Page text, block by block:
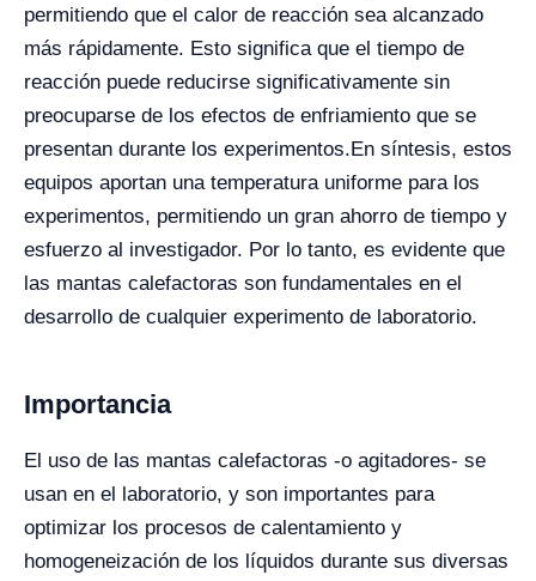
permitiendo que el calor de reacción sea alcanzado
más rápidamente. Esto significa que el tiempo de
reacción puede reducirse significativamente sin
preocuparse de los efectos de enfriamiento que se
presentan durante los experimentos.En síntesis, estos
equipos aportan una temperatura uniforme para los
experimentos, permitiendo un gran ahorro de tiempo y
esfuerzo al investigador. Por lo tanto, es evidente que
las mantas calefactoras son fundamentales en el
desarrollo de cualquier experimento de laboratorio.
Importancia
El uso de las mantas calefactoras -o agitadores- se
usan en el laboratorio, y son importantes para
optimizar los procesos de calentamiento y
homogeneización de los líquidos durante sus diversas